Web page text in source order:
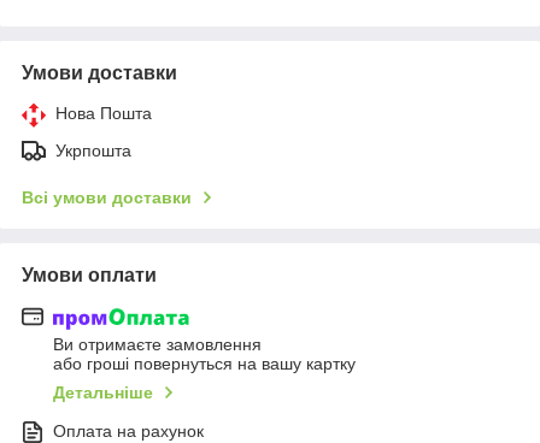
Умови доставки
Нова Пошта
Укрпошта
Всі умови доставки
Умови оплати
Ви отримаєте замовлення
або гроші повернуться на вашу картку
Детальніше
Оплата на рахунок